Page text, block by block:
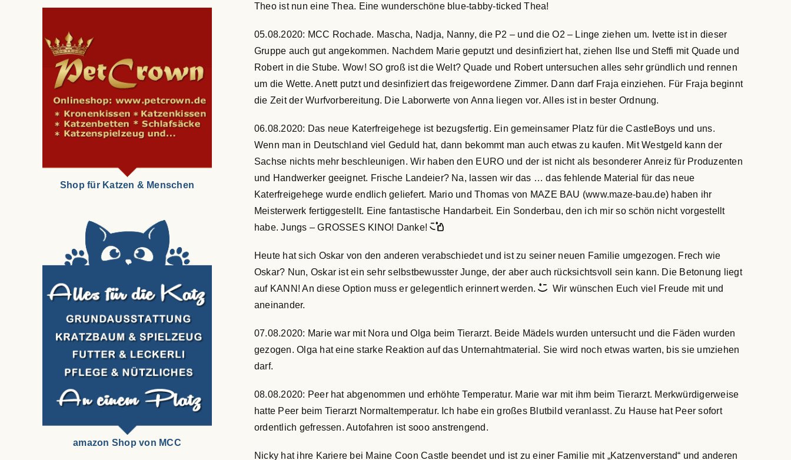
Theo ist nun eine Thea. Eine wunderschöne blue-tabby-ticked Thea!
05.08.2020: MCC Rochade. Mascha, Nadja, Nanny, die P2 – und die O2 – Linge ziehen um. Ivette ist in dieser
Gruppe auch gut angekommen. Nachdem Marie geputzt und desinfiziert hat, ziehen Ilse und Steffi mit Quade und
Robert in die Stube. Wow! SO groß ist die Welt? Quade und Robert untersuchen alles sehr gründlich und rennen
um die Wette. Anett putzt und desinfiziert das freigewordene Zimmer. Dann darf Fraja einziehen. Für Fraja beginnt
die Zeit der Wurfvorbereitung. Die Laborwerte von Anna liegen vor. Alles ist in bester Ordnung.
06.08.2020: Das neue Katerfreigehege ist bezugsfertig. Ein gemeinsamer Platz für die CastleBoys und uns.
Wenn man in Deutschland viel Geduld hat, dann bekommt man auch etwas zu kaufen. Mit Westgeld kann der
Sachse nichts mehr beschleunigen. Wir haben den EURO und der ist nicht als besonderer Anreiz für Produzenten
und Handwerker geeignet. Frische Landeier? Na, lassen wir das … das fehlende Material für das neue
Katerfreigehege wurde endlich geliefert. Mario und Thomas von MAZE BAU (www.maze-bau.de) haben ihr
Meisterwerk fertiggestellt. Eine fantastische Handarbeit. Ein Sonderbau, den ich mir so schön nicht vorgestellt
habe. Jungs – GROSSES KINO! Danke!
Heute hat sich Oskar von den anderen verabschiedet und ist zu seiner neuen Familie umgezogen. Frech wie
Oskar? Nun, Oskar ist ein sehr selbstbewusster Junge, der aber auch rücksichtsvoll sein kann. Die Betonung liegt
auf KANN! An diese Option muss er gelegentlich erinnert werden.
Wir wünschen Euch viel Freude mit und
aneinander.
07.08.2020: Marie war mit Nora und Olga beim Tierarzt. Beide Mädels wurden untersucht und die Fäden wurden
gezogen. Olga hat eine starke Reaktion auf das Unternahtmaterial. Sie wird noch etwas warten, bis sie umziehen
darf.
08.08.2020: Peer hat abgenommen und erhöhte Temperatur. Marie war mit ihm beim Tierarzt. Merkwürdigerweise
hatte Peer beim Tierarzt Normaltemperatur. Ich habe ein großes Blutbild veranlasst. Zu Hause hat Peer sofort
ordentlich gefressen. Autofahren ist sooo anstrengend.
Nicky hat ihre Kariere bei Maine Coon Castle beendet und ist zu einer Familie mit „Katzenverstand“ und anderen
Shop für Katzen & Menschen
amazon Shop von MCC